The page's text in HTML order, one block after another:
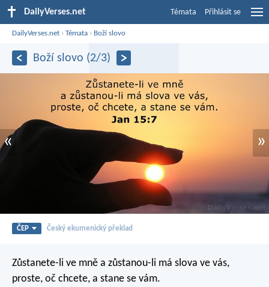
DailyVerses.net Témata Přihlásit se
DailyVerses.net ›Témata › Boží slovo
Boží slovo (2/3)
« »
ČEP Český ekumenický překlad
Zůstanete-li ve mně a zůstanou-li má slova ve vás,
proste, oč chcete, a stane se vám.